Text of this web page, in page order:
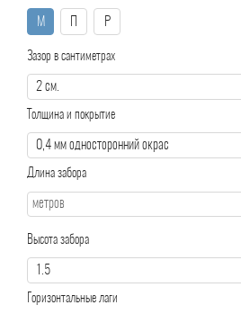
М Р
Зазор в сантиметрах
Толщина и покрытие
Длина забора
Высота забора
Горизонтальные лаги